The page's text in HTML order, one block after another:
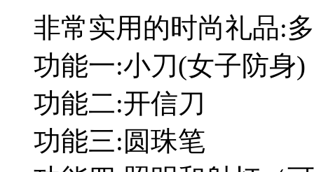
非常实用的时尚礼品:
功能一:小刀(女子防身)
功能二:开信刀
功能三:圆珠笔